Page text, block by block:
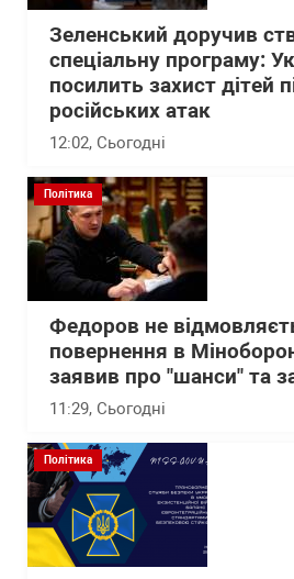
Зеленський доручив
спеціальну програму:
посилить захист дітей
російських атак
12:02, Сьогодні
Політика
Федоров не
повернення в
заявив про "шанси" та
11:29, Сьогодні
Політика